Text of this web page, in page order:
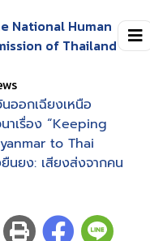
National Human
of Thailand
ออกเฉียงเหนือ
าเรื่อง “Keeping
to Thai
นยง: เสียงส่งจากคน